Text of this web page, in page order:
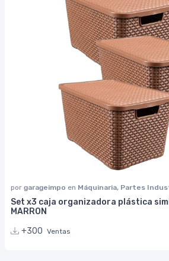
por garageimpo en Máquinaria, Partes
Set x3 caja organizadora plástica
MARRON
+300 Ventas